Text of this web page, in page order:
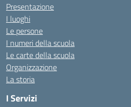
Presentazione
I luoghi
Le persone
I numeri della scuola
Le carte della scuola
Organizzazione
La storia
I Servizi